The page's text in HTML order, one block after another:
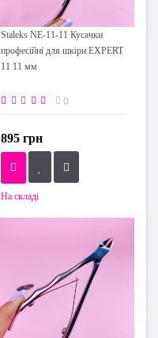
Staleks NE-11-11 Кусачки
професійні для шкіри EXPERT
11 11 мм
0
895 грн
На складі